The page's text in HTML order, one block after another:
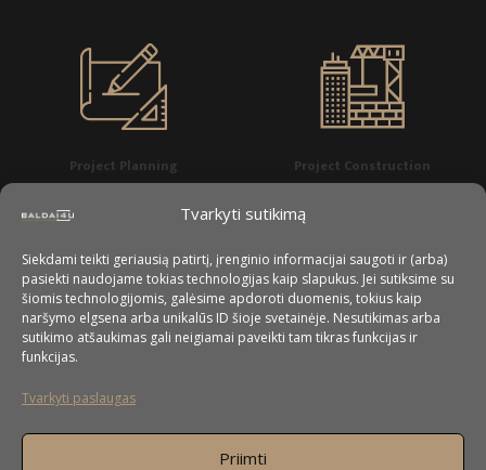
Tvarkyti sutikimą
Siekdami teikti geriausią patirtį, įrenginio informacijai saugoti ir (arba)
pasiekti naudojame tokias technologijas kaip slapukus. Jei sutiksime su
šiomis technologijomis, galėsime apdoroti duomenis, tokius kaip
naršymo elgsena arba unikalūs ID šioje svetainėje. Nesutikimas arba
sutikimo atšaukimas gali neigiamai paveikti tam tikras funkcijas ir
funkcijas.
Tvarkyti paslaugas
Priimti
Project Planning Project Construction
Video-
tour